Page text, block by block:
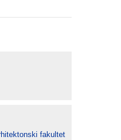
fakultet